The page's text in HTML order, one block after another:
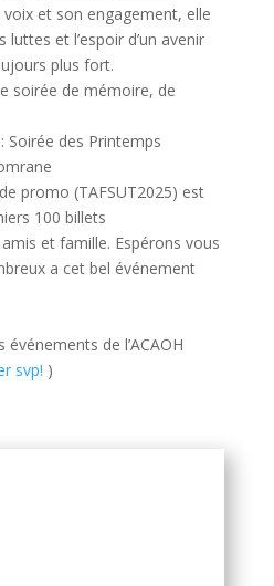
et son engagement, elle
et l’espoir d’un avenir
plus fort.
soirée de mémoire, de
Soirée des Printemps
promo (TAFSUT2025) est
100 billets
et famille. Espérons vous
a cet bel événement
de l’ACAOH
svp! )